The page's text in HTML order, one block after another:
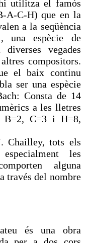
utilitza el famós
A-C-H) que en la
a la seqüència
una espècie de
vegades
compositors.
el baix continu
ser una espècie
Consta de 14
a les lletres
B=2, C=3 i H=8,
Chailley, tots els
les
alguna
través del nombre
és una obra